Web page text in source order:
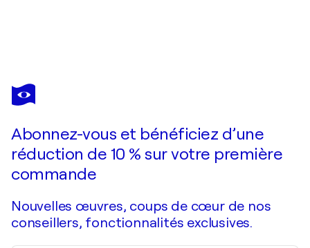
NIKI HARE
Is This
Abonnez-vous et bénéficiez d’une
réduction de 10 % sur votre première
commande
Nouvelles œuvres, coups de cœur de nos
conseillers, fonctionnalités exclusives.